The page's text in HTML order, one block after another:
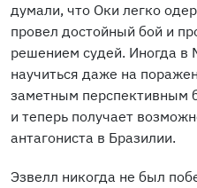
думали, что Оки легко
провел достойный бой и
решением судей. Иногда в
научиться даже на
заметным перспективным
и теперь получает
антагониста в Бразилии.
Эзвелл никогда не был